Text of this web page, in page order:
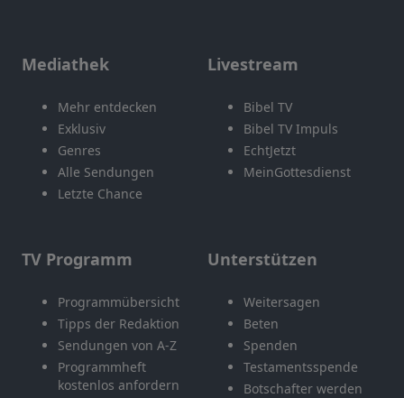
Mediathek
Mehr entdecken
Exklusiv
Genres
Alle Sendungen
Letzte Chance
Livestream
Bibel TV
Bibel TV Impuls
EchtJetzt
MeinGottesdienst
TV Programm
Programmübersicht
Tipps der Redaktion
Sendungen von A-Z
Programmheft
kostenlos anfordern
Unterstützen
Weitersagen
Beten
Spenden
Testamentsspende
Botschafter werden